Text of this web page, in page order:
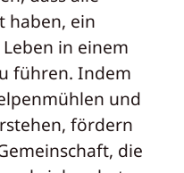
haben, ein
in einem
führen. Indem
und
fördern
die